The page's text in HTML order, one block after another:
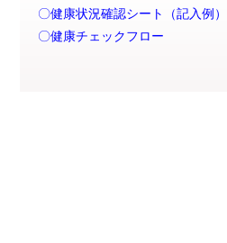
〇健康状況確認シート（記入例）
〇健康チェックフロー